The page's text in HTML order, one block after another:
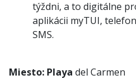
týždni, a to digitálne
aplikácii myTUI,
SMS.
Miesto: Playa del Carmen